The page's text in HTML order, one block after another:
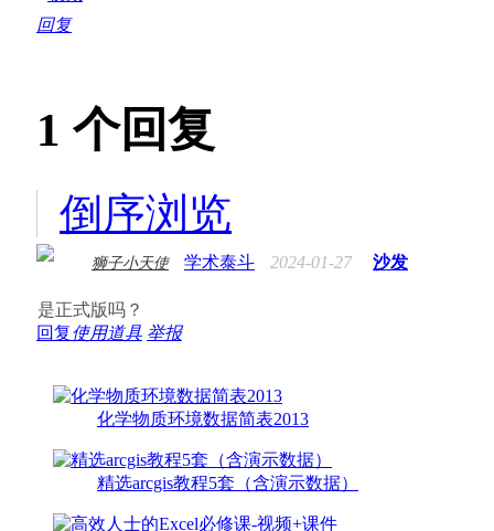
回复
1 个回复
倒序浏览
狮子小天使 学术泰斗 2024-01-27 沙发
是正式版吗？
回复使用道具 举报
化学物质环境数据简表2013
精选arcgis教程5套（含演示数据）